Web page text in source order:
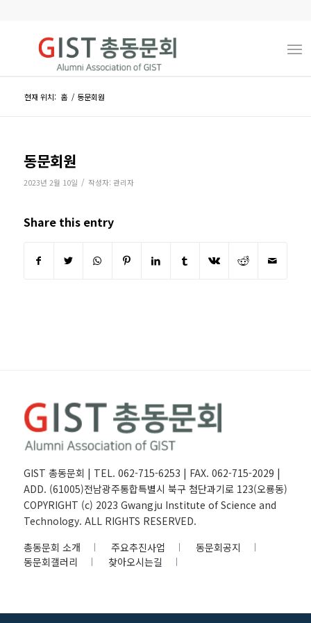
현재 위치: 홈 / 동문회원
동문회원
2023년 2월 10일 / 작성자: 관리자
Share this entry
GIST 총동문회 | TEL. 062-715-6253 | FAX. 062-715-2029 |
ADD. (61005)전남광주통합특별시 북구 첨단과기로 123(오룡동)
COPYRIGHT (c) 2023 Gwangju Institute of Science and
Technology. ALL RIGHTS RESERVED.
총동문회 소개
주요추진사업
동문회공지
동문회갤러리
찾아오시는길